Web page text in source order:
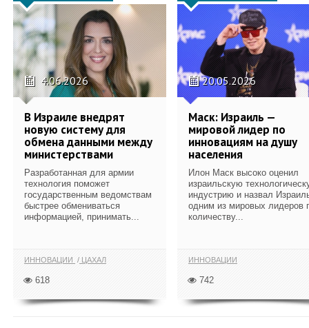
4.06.2026
В Израиле внедрят
новую систему для
обмена данными между
министерствами
Разработанная для армии
технология поможет
государственным ведомствам
быстрее обмениваться
информацией, принимать...
ИННОВАЦИИ ЦАХАЛ
618
20.05.2026
Маск: Израиль —
мировой лидер по
инновациям на душу
населения
Илон Маск высоко оценил
израильскую
индустрию и назвал
одним из мировых лидеров
количеству...
ИННОВАЦИИ
742